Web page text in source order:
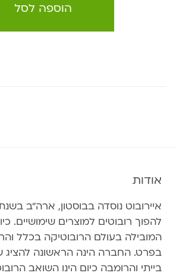
הוספה לסל
אודות
להפוך רובוטים למוצרים שימושיים.
המובילה בעולם הרובוטיקה בכלל
בפרט. החברה הינה הראשונה להציג
בייתי והרומבה כיום הינו השואב